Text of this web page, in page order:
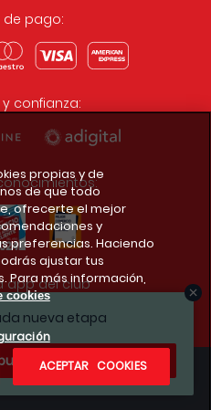
nueva etapa
de pago:
confianza:
app del club
propias y de
de que todo
ofrecerte el mejor
y
preferencias. Haciendo
ajustar tus
Para más información,
cookies
ACEPTAR COOKIES